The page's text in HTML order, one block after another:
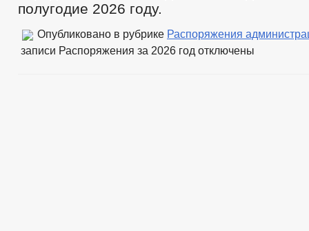
полугодие 2026 году.
Опубликовано в рубрике Распоряжения
записи Распоряжения за 2026 год отключены